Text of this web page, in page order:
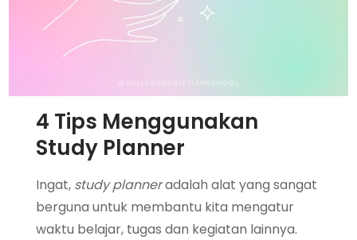
4 Tips Menggunakan
Study Planner
Ingat, study planneradalah alat yang sangat
berguna untuk membantu kita mengatur
waktu belajar, tugas dan kegiatan lainnya.